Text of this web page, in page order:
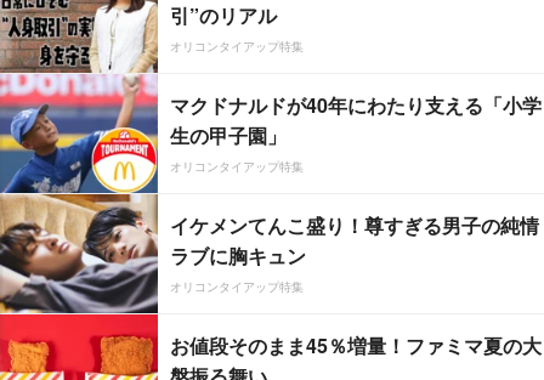
引”のリアル
オリコンタイアップ特集
マクドナルドが40年にわたり支える「小学
生の甲子園」
オリコンタイアップ特集
イケメンてんこ盛り！尊すぎる男子の純情
ラブに胸キュン
オリコンタイアップ特集
お値段そのまま45％増量！ファミマ夏の大